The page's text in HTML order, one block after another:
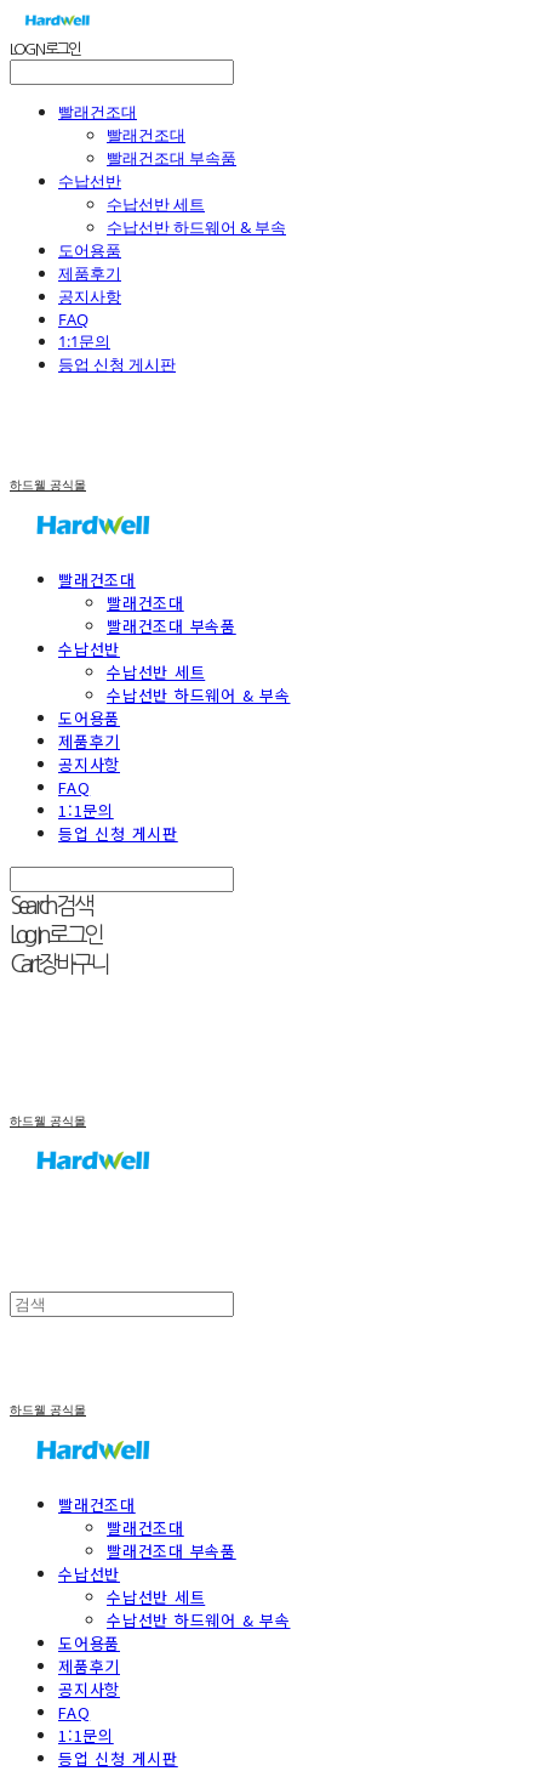
LOG IN로그인
빨래건조대
빨래건조대
빨래건조대 부속품
수납선반
수납선반 세트
수납선반 하드웨어 & 부속
도어용품
제품후기
공지사항
FAQ
1:1문의
등업 신청 게시판
하드웰 공식몰
빨래건조대
빨래건조대
빨래건조대 부속품
수납선반
수납선반 세트
수납선반 하드웨어 & 부속
도어용품
제품후기
공지사항
FAQ
1:1문의
등업 신청 게시판
Search검색
Log In로그인
Cart장바구니
하드웰 공식몰
하드웰 공식몰
빨래건조대
빨래건조대
빨래건조대 부속품
수납선반
수납선반 세트
수납선반 하드웨어 & 부속
도어용품
제품후기
공지사항
FAQ
1:1문의
등업 신청 게시판